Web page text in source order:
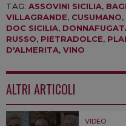
TAG: ASSOVINI SICILIA,
VILLAGRANDE, CUSUMANO,
DOC SICILIA,
RUSSO, PIETRADOLCE,
D'ALMERITA, VINO
ALTRI ARTICOLI
VIDEO